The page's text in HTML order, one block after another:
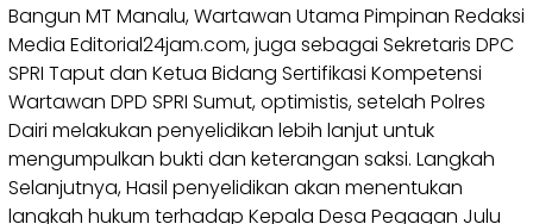
Bangun MT Manalu, Wartawan Utama Pimpinan Redaksi
Media Editorial24jam.com, juga sebagai Sekretaris DPC
SPRI Taput dan Ketua Bidang Sertifikasi Kompetensi
Wartawan DPD SPRI Sumut, optimistis, setelah Polres
Dairi melakukan penyelidikan lebih lanjut untuk
mengumpulkan bukti dan keterangan saksi. Langkah
Selanjutnya, Hasil penyelidikan akan menentukan
langkah hukum terhadap Kepala Desa Pegagan Julu